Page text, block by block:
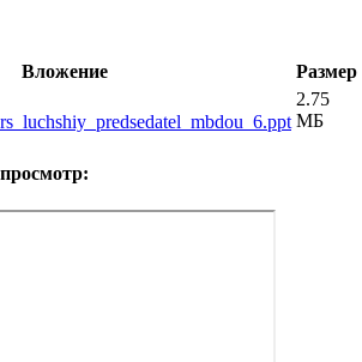
Вложение Размер
2.75
МБ